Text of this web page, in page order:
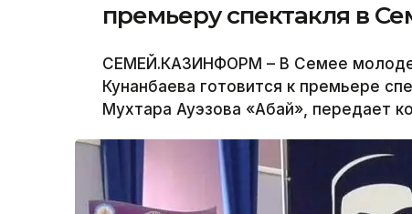
премьеру спектакля в
СЕМЕЙ.КАЗИНФОРМ – В Семее
Кунанбаева готовится к премьере
Мухтара Ауэзова «Абай», передает